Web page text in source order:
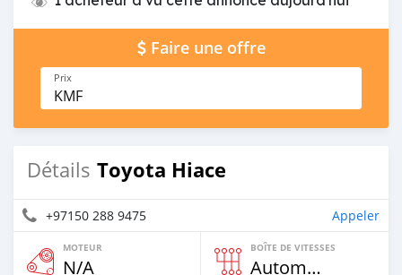
Faire une offre
Prix
KMF
Détails Toyota Hiace
+97150 288 9475 Appeler
MOTEUR
N/A
BOÎTE DE VITESSES
Automatique